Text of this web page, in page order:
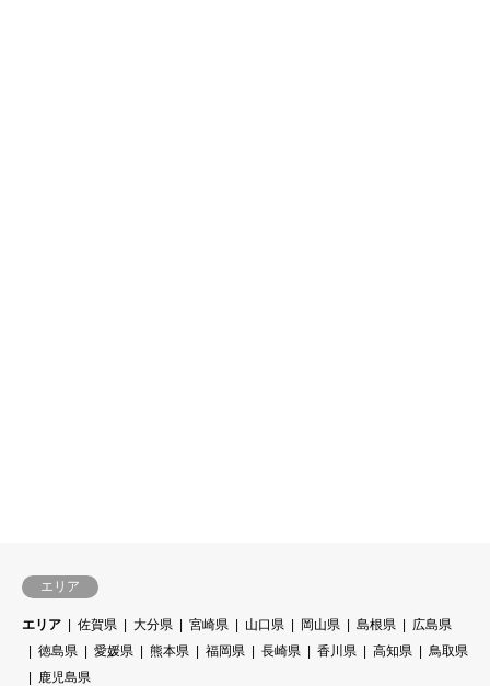
エリア
エリア 佐賀県 大分県 宮崎県 山口県 岡山県 島根県
広島県
徳島県
愛媛県 熊本県 福岡県 長崎県 香川県 高知県
鳥取県
鹿児島県